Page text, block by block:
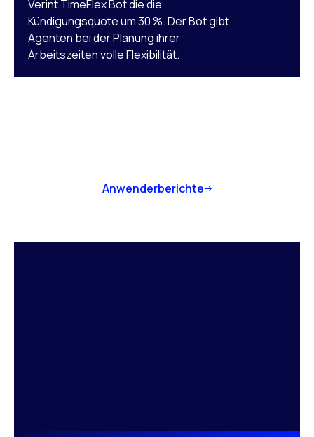
Verint TimeFlex Bot die die
Kündigungsquote um 30 %. Der Bot gibt
Agenten bei der Planung ihrer
Arbeitszeiten volle Flexibilität.
Anwenderberichte